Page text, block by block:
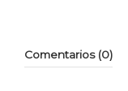
Comentarios (0)